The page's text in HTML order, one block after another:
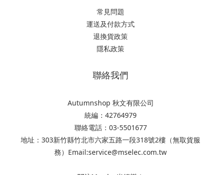
常見問題
運送及付款方式
退換貨政策
隱私政策
聯絡我們
Autumnshop 秋文有限公司
統編：42764979
聯絡電話：03-5501677
地址：303新竹縣竹北市六家五路一段318號2樓（無取貨服
務）Email:service@mselec.com.tw